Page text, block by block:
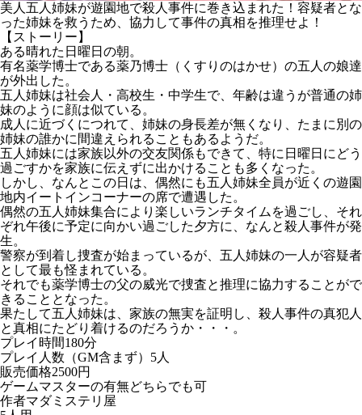
美人五人姉妹が遊園地で殺人事件に巻き込まれた！容疑者とな
った姉妹を救うため、協力して事件の真相を推理せよ！
【ストーリー】
ある晴れた日曜日の朝。
有名薬学博士である薬乃博士（くすりのはかせ）の五人の娘達
が外出した。
五人姉妹は社会人・高校生・中学生で、年齢は違うが普通の姉
妹のように顔は似ている。
成人に近づくにつれて、姉妹の身長差が無くなり、たまに別の
姉妹の誰かに間違えられることもあるようだ。
五人姉妹には家族以外の交友関係もできて、特に日曜日にどう
過ごすかを家族に伝えずに出かけることも多くなった。
しかし、なんとこの日は、偶然にも五人姉妹全員が近くの遊園
地内イートインコーナーの席で遭遇した。
偶然の五人姉妹集合により楽しいランチタイムを過ごし、それ
ぞれ午後に予定に向かい過ごした夕方に、なんと殺人事件が発
生。
警察が到着し捜査が始まっているが、五人姉妹の一人が容疑者
として最も怪まれている。
それでも薬学博士の父の威光で捜査と推理に協力することがで
きることとなった。
果たして五人姉妹は、家族の無実を証明し、殺人事件の真犯人
と真相にたどり着けるのだろうか・・・。
プレイ時間180分
プレイ人数（GM含まず） 5人
販売価格2500円
ゲームマスターの有無どちらでも可
作者マダミステリ屋